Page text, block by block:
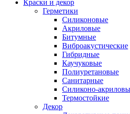
Краски и декор
Герметики
Силиконовые
Акриловые
Битумные
Виброакустические
Гибридные
Каучуковые
Полиуретановые
Санитарные
Силиконо-
Термостойкие
Декор